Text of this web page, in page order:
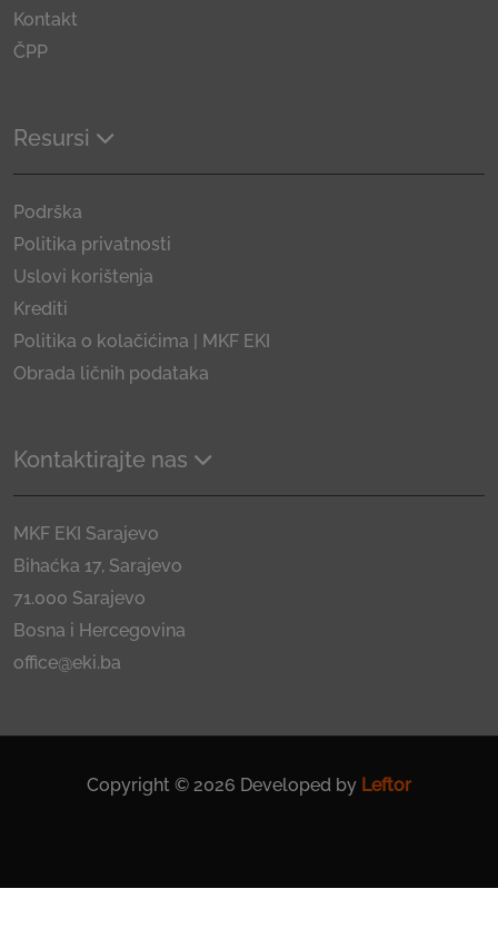
Kontakt
ČPP
Resursi
Podrška
Politika privatnosti
Uslovi korištenja
Krediti
Politika o kolačićima | MKF EKI
Obrada ličnih podataka
Kontaktirajte nas
MKF EKI Sarajevo
Bihaćka 17, Sarajevo
71.000 Sarajevo
Bosna i Hercegovina
office@eki.ba
Copyright © 2026 Developed by Leftor